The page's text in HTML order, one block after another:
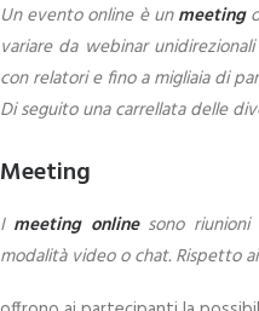
Un evento online è unmeeting
variare da webinar
con relatori e fino a migliaia di
Di seguito una carrellata delle
Meeting
I meeting onlinesono riunioni
modalità video o chat. Rispetto